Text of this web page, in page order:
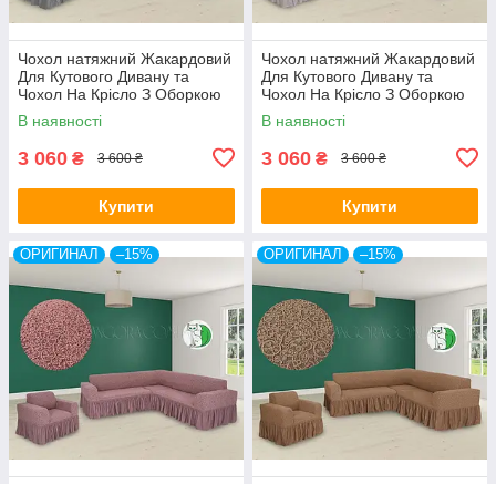
Чохол натяжний Жакардовий
Для Кутового Дивану та
Чохол На Крісло З Оборкою
крем Venera
В наявності
3 060 ₴ 3 600 ₴
Купити
Чохол натяжний Жакардовий
Для Кутового Дивану та
Чохол На Крісло З Оборкою
молочний Venera
В наявності
3 060 ₴ 3 600 ₴
Купити
ОРИГИНАЛ –15% ОРИГИНАЛ –15%